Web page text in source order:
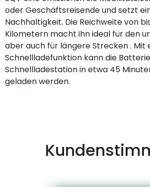
oder Geschäftsreisende und setzt
Nachhaltigkeit. Die Reichweite von
Kilometern macht ihn ideal für den
aber auch für längere Strecken . Mit
Schnellladefunktion kann die
Schnellladestation in etwa 45
geladen werden.